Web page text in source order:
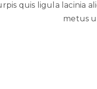
quis ligula lacinia
metus